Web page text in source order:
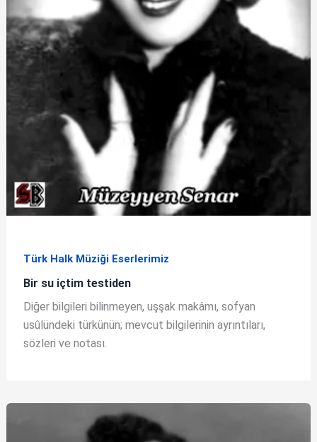
Türk Halk Müziği Eserlerimiz
Bir su içtim testiden
Diğer bilgileri bilinmeyen, uşşak makâmı, sofyan
usûlündeki türkünün; mevcut bilgilerinin ayrıntıları,
sözleri ve notası.